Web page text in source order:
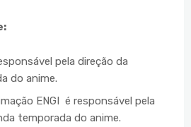
pela direção da
do anime.
ENGI é responsável pela
temporada do anime.